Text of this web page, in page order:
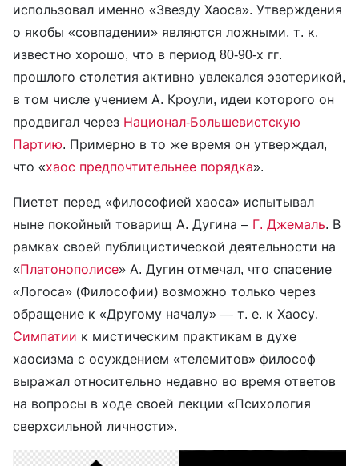
использовал именно «Звезду Хаоса». Утверждения
о якобы «совпадении» являются ложными, т. к.
известно хорошо, что в период 80-90-х гг.
прошлого столетия активно увлекался эзотерикой,
в том числе учением А. Кроули, идеи которого он
продвигал через Национал-Большевистскую
Партию. Примерно в то же время он утверждал,
что «хаос предпочтительнее порядка».
Пиетет перед «философией хаоса» испытывал
ныне покойный товарищ А. Дугина – Г. Джемаль. В
рамках своей публицистической деятельности на
«Платонополисе» А. Дугин отмечал, что спасение
«Логоса» (Философии) возможно только через
обращение к «Другому началу» — т. е. к Хаосу.
Симпатии к мистическим практикам в духе
хаосизма с осуждением «телемитов» философ
выражал относительно недавно во время ответов
на вопросы в ходе своей лекции «Психология
сверхсильной личности».